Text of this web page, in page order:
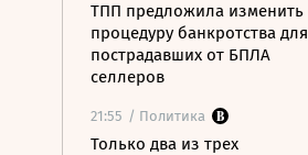
ТПП предложила изменить
процедуру банкротства для
пострадавших от БПЛА
селлеров
21:55 / Политика
Только два из трех